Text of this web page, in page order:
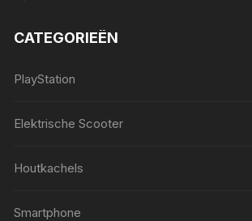
CATEGORIEËN
PlayStation
Elektrische Scooter
Houtkachels
Smartphone